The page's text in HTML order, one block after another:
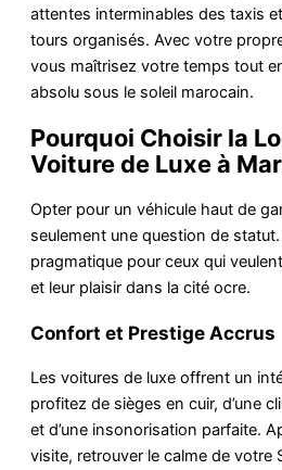
attentes interminables des taxis
tours organisés. Avec votre
vous maîtrisez votre temps tout
absolu sous le soleil marocain.
Pourquoi Choisir la
Voiture de Luxe à
Opter pour un véhicule haut de
seulement une question de statut.
pragmatique pour ceux qui
et leur plaisir dans la cité ocre.
Confort et Prestige Accrus
Les voitures de luxe offrent un
profitez de sièges en cuir, d’une
et d’une insonorisation parfaite.
visite, retrouver le calme de votre